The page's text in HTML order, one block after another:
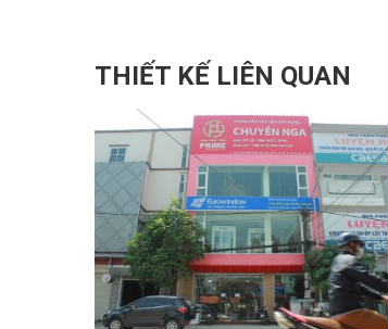
THIẾT KẾ LIÊN QUAN